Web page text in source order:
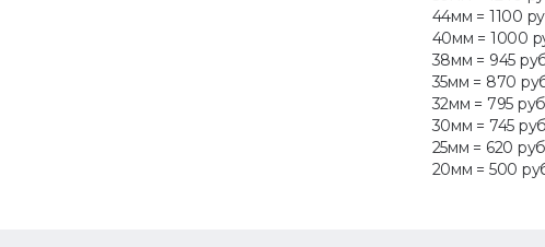
44мм = 1100
40мм = 1000
38мм = 945
35мм = 870
32мм = 795 руб
30мм = 745 руб
25мм = 620 руб
20мм = 500